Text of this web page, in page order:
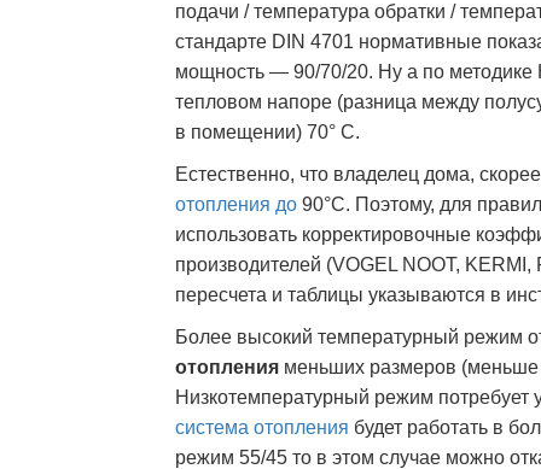
подачи / температура обратки /
стандарте DIN 4701 нормативные
мощность — 90/70/20. Ну а по
тепловом напоре (разница между
в помещении) 70° С.
Естественно, что владелец дома,
отопления до 90°С. Поэтому, для
использовать корректировочные
производителей (VOGEL NOOT,
пересчета и таблицы указываются в
Более высокий температурный режим
отопления меньших размеров (меньше
Низкотемпературный режим потребует
система отопления будет работать в
режим 55/45 то в этом случае можно